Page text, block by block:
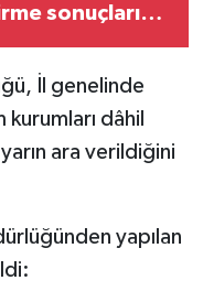
sonuçları
İl genelinde
dâhil
ara verildiğini
yapılan